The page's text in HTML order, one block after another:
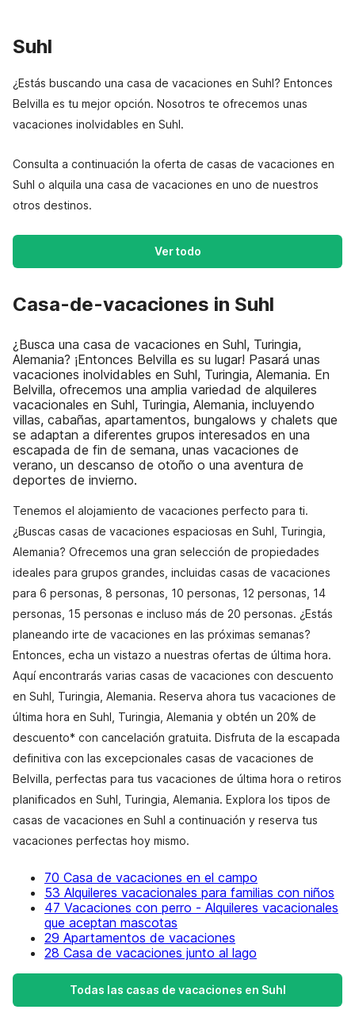
Suhl
¿Estás buscando una casa de vacaciones en Suhl? Entonces
Belvilla es tu mejor opción. Nosotros te ofrecemos unas
vacaciones inolvidables en Suhl.
Consulta a continuación la oferta de casas de vacaciones en
Suhl o alquila una casa de vacaciones en uno de nuestros
otros destinos.
Ver todo
Casa-de-vacaciones in Suhl
¿Busca una casa de vacaciones en Suhl, Turingia,
Alemania? ¡Entonces Belvilla es su lugar! Pasará unas
vacaciones inolvidables en Suhl, Turingia, Alemania. En
Belvilla, ofrecemos una amplia variedad de alquileres
vacacionales en Suhl, Turingia, Alemania, incluyendo
villas, cabañas, apartamentos, bungalows y chalets que
se adaptan a diferentes grupos interesados en una
escapada de fin de semana, unas vacaciones de
verano, un descanso de otoño o una aventura de
deportes de invierno.
Tenemos el alojamiento de vacaciones perfecto para ti.
¿Buscas casas de vacaciones espaciosas en Suhl, Turingia,
Alemania? Ofrecemos una gran selección de propiedades
ideales para grupos grandes, incluidas casas de vacaciones
para 6 personas, 8 personas, 10 personas, 12 personas, 14
personas, 15 personas e incluso más de 20 personas. ¿Estás
planeando irte de vacaciones en las próximas semanas?
Entonces, echa un vistazo a nuestras ofertas de última hora.
Aquí encontrarás varias casas de vacaciones con descuento
en Suhl, Turingia, Alemania. Reserva ahora tus vacaciones de
última hora en Suhl, Turingia, Alemania y obtén un 20% de
descuento* con cancelación gratuita. Disfruta de la escapada
definitiva con las excepcionales casas de vacaciones de
Belvilla, perfectas para tus vacaciones de última hora o retiros
planificados en Suhl, Turingia, Alemania. Explora los tipos de
casas de vacaciones en Suhl a continuación y reserva tus
vacaciones perfectas hoy mismo.
70 Casa de vacaciones en el campo
53 Alquileres vacacionales para familias con niños
47 Vacaciones con perro - Alquileres vacacionales
que aceptan mascotas
29 Apartamentos de vacaciones
28 Casa de vacaciones junto al lago
Todas las casas de vacaciones en Suhl